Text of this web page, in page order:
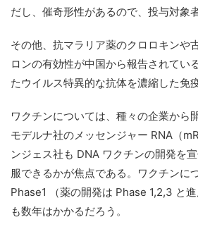
だし、催奇形性があるので、投与対象
その他、抗マラリア薬のクロロキンや
ロンの有効性が中国から報告されてい
たウイルス特異的な抗体を濃縮した免
ワクチンについては、種々の企業から
モデルナ社のメッセンジャー RNA（
ンジェス社も DNA ワクチンの開発を
服できるかが焦点である。ワクチンに
Phase1 （薬の開発は Phase 1,2,3 と
も数年はかかるだろう。